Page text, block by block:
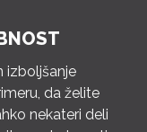
izboljšanje
da želite
nekateri deli